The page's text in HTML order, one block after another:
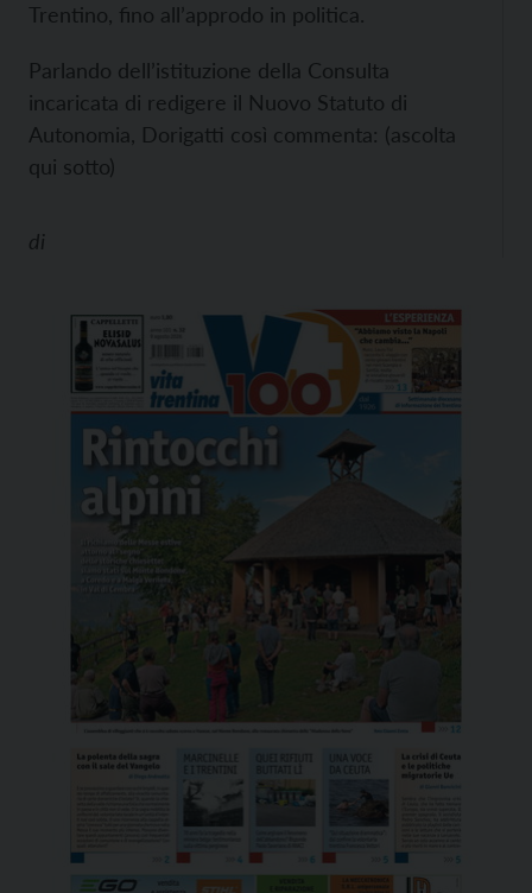
Trentino, fino all’approdo in politica.
Parlando dell’istituzione della Consulta
incaricata di redigere il Nuovo Statuto di
Autonomia, Dorigatti così commenta: (ascolta
qui sotto)
di